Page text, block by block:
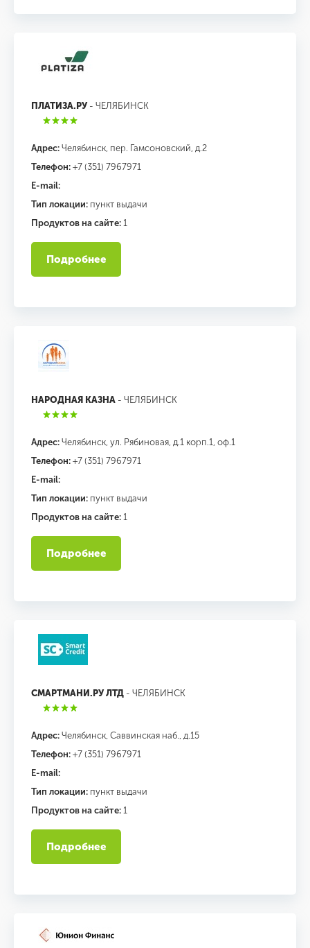
ПЛАТИЗА.РУ- ЧЕЛЯБИНСК
Адрес: Челябинск, пер. Гамсоновский, д.2
Телефон: +7 (351) 7967971
E-mail:
Тип локации: пункт выдачи
Продуктов на сайте: 1
Подробнее
НАРОДНАЯ КАЗНА - ЧЕЛЯБИНСК
Адрес: Челябинск, ул. Рябиновая, д.1 корп.1, оф.1
Телефон: +7 (351) 7967971
E-mail:
Тип локации: пункт выдачи
Продуктов на сайте: 1
Подробнее
СМАРТМАНИ.РУ ЛТД - ЧЕЛЯБИНСК
Адрес: Челябинск, Саввинская наб., д.15
Телефон: +7 (351) 7967971
E-mail:
Тип локации: пункт выдачи
Продуктов на сайте: 1
Подробнее